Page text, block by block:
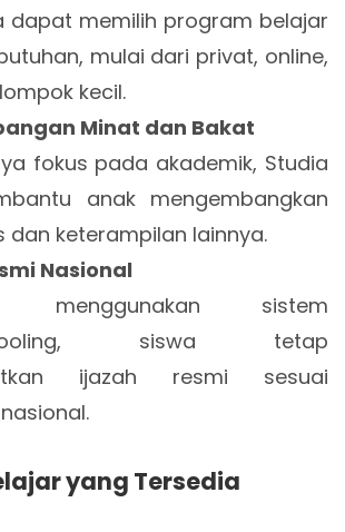
dapat memilih program belajar
mulai dari privat, online,
kecil.
Minat dan Bakat
fokus pada akademik, Studia
anak mengembangkan
dan keterampilan lainnya.
Nasional
menggunakan sistem
siswa tetap
ijazah resmi sesuai
yang Tersedia